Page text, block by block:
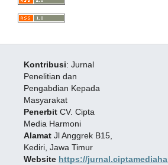
Kontribusi: Jurnal
Penelitian dan
Pengabdian Kepada
Masyarakat
PenerbitCV. Cipta
Media Harmoni
AlamatJl Anggrek B15,
Kediri, Jawa Timur
Website https://